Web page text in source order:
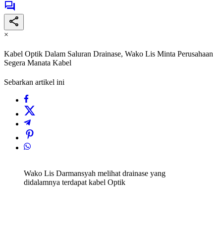
×
Kabel Optik Dalam Saluran Drainase, Wako Lis Minta Perusahaan
Segera Manata Kabel
Sebarkan artikel ini
Wako Lis Darmansyah melihat drainase yang
didalamnya terdapat kabel Optik